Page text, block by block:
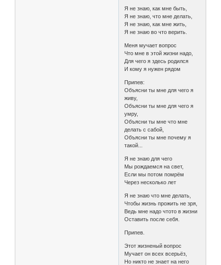
Я не знаю, как мне быть,
Я не знаю, что мне делать,
Я не знаю, как мне жить,
Я не знаю во что верить.
Меня мучает вопрос
Что мне в этой жизни надо,
Для чего я здесь родился
И кому я нужен рядом
Припев:
Объясни ты мне для чего я
живу,
Объясни ты мне для чего я
умру,
Объясни ты мне что мне
делать с сабой,
Объясни ты мне почему я
такой...
Я не знаю для чего
Мы рождаемся на свет,
Если мы потом помрём
Через несколько лет
Я не знаю что мне делать,
Чтобы жизнь прожить не зря,
Ведь мне надо чтото в жизни
Оставить после себя.
Припев.
Этот жизненый вопрос
Мучает он всех всерьёз,
Но никто не знает на него